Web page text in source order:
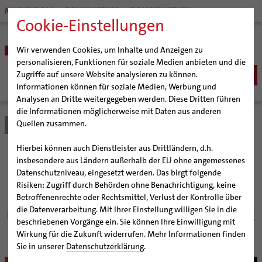
Cookie-Einstellungen
Wir verwenden Cookies, um Inhalte und Anzeigen zu
personalisieren, Funktionen für soziale Medien anbieten und die
Zugriffe auf unsere Website analysieren zu können.
Informationen können für soziale Medien, Werbung und
Analysen an Dritte weitergegeben werden. Diese Dritten führen
die Informationen möglicherweise mit Daten aus anderen
Quellen zusammen.
Hierbei können auch Dienstleister aus Drittländern, d.h.
insbesondere aus Ländern außerhalb der EU ohne angemessenes
Datenschutzniveau, eingesetzt werden. Das birgt folgende
Risiken: Zugriff durch Behörden ohne Benachrichtigung, keine
Betroffenenrechte oder Rechtsmittel, Verlust der Kontrolle über
die Datenverarbeitung. Mit Ihrer Einstellung willigen Sie in die
beschriebenen Vorgänge ein. Sie können Ihre Einwilligung mit
Wirkung für die Zukunft widerrufen. Mehr Informationen finden
Sie in unserer Datenschutzerklärung.
MARIENDOM DOMMUSEUM DOMBIBLIOTHEK
BISTUM
Bischöfe
Weihbischof Dr. Martin Marahrens
Bischof em. Norbert Trelle
Weihbischof em. Bongartz
Weihbischof em. Schwerdtfeger
Weihbischof em. Koitz
Bischof em. Dr. Wüstenberg
Generalvikariat
Gremien
Diözesangericht
Gemeindegremien
Pfarrgemeinden
Hildesheimer Dom
Virtueller Rundgang durch den Dom
Tausendjähriger Rosenstock
Die Hildesheimer Dommusik
Wallfahrten | Pilgern
Termine Wallfahrten und Pilgern
Jakobswege im Bistum Hildesheim
Veranstaltungen
Strategieprozess
Jugend
Bistum Hildesheim
„Öffnen Sie Kirchen und
Herzen“
Bischof Wilmer lädt zur Gestaltung des Weltgebetstag
für geistliche Berufungen ein